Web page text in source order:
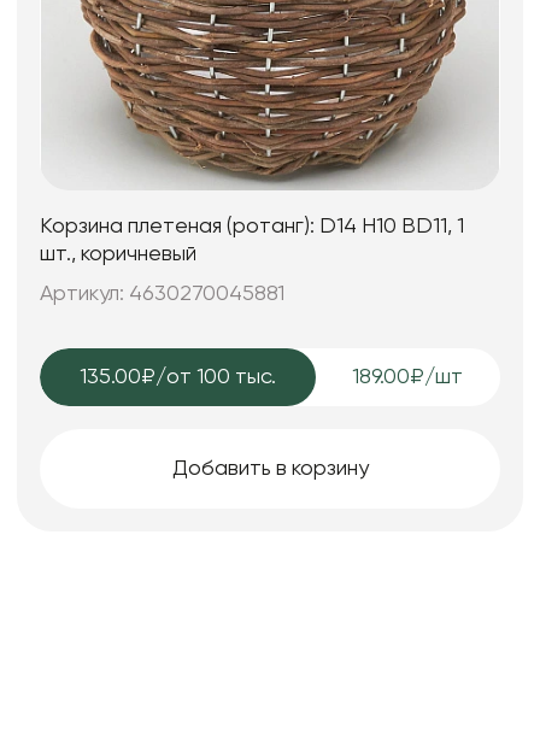
Корзина плетеная (ротанг): D14 H10 BD11, 1
шт., коричневый
Артикул: 4630270045881
135.00₽/от 100 тыс. 189.00₽/шт
Добавить в корзину